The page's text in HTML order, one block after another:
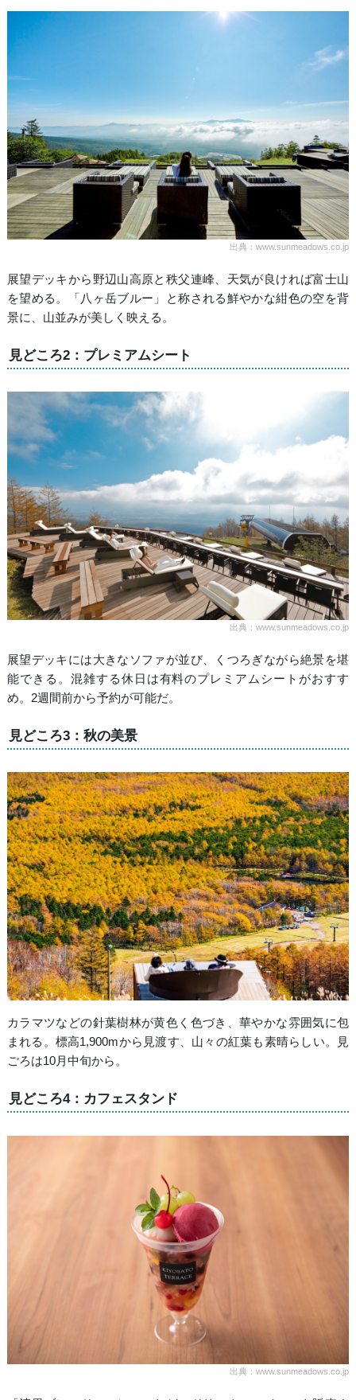
出典：www.sunmeadows.co.jp
展望デッキから野辺山高原と秩父連峰、天気が良ければ富士山
を望める。「八ヶ岳ブルー」と称される鮮やかな紺色の空を背
景に、山並みが美しく映える。
見どころ2：プレミアムシート
出典：www.sunmeadows.co.jp
展望デッキには大きなソファが並び、くつろぎながら絶景を堪
能できる。混雑する休日は有料のプレミアムシートがおすす
め。2週間前から予約が可能だ。
見どころ3：秋の美景
カラマツなどの針葉樹林が黄色く色づき、華やかな雰囲気に包
まれる。標高1,900mから見渡す、山々の紅葉も素晴らしい。見
ごろは10月中旬から。
見どころ4：カフェスタンド
出典：www.sunmeadows.co.jp